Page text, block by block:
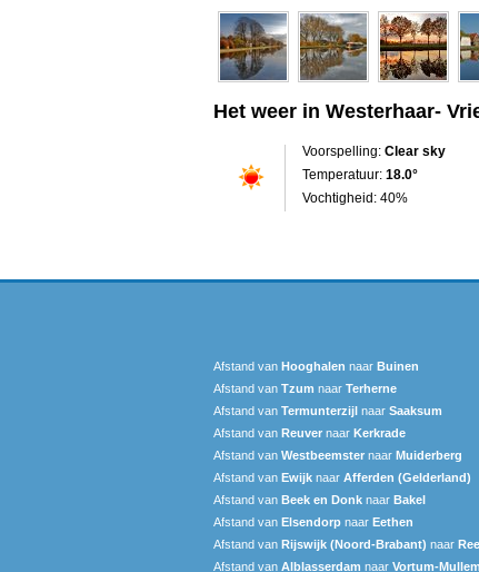
Het weer in Westerhaar-
Voorspelling: Clear sky
Temperatuur: 18.0°
Vochtigheid: 40%
Afstand van Hooghalen naar Buinen
Afstand van Tzum naar Terherne
Afstand van Termunterzijl naar Saaksum
Afstand van Reuver naar Kerkrade
Afstand van Westbeemster naar Muiderberg
Afstand van Ewijk naar Afferden (Gelderland)
Afstand van Beek en Donk naar Bakel
Afstand van Elsendorp naar Eethen
Afstand van Rijswijk (Noord-Brabant) naar
Afstand van Alblasserdam naar Vortum-Mullem